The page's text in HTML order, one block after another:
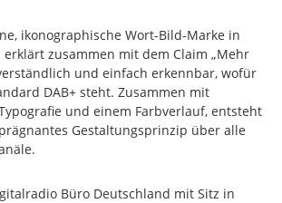
ikonographische Wort-Bild-Marke in
erklärt zusammen mit dem Claim „Mehr
und einfach erkennbar, wofür
DAB+ steht. Zusammen mit
und einem Farbverlauf, entsteht
Gestaltungsprinzip über alle
Büro Deutschland mit Sitz in